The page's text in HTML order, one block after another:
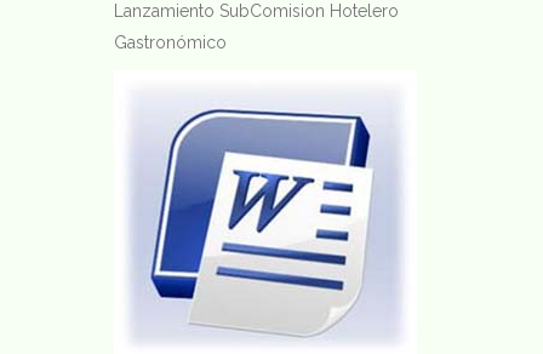
Lanzamiento SubComision Hotelero
Gastronómico